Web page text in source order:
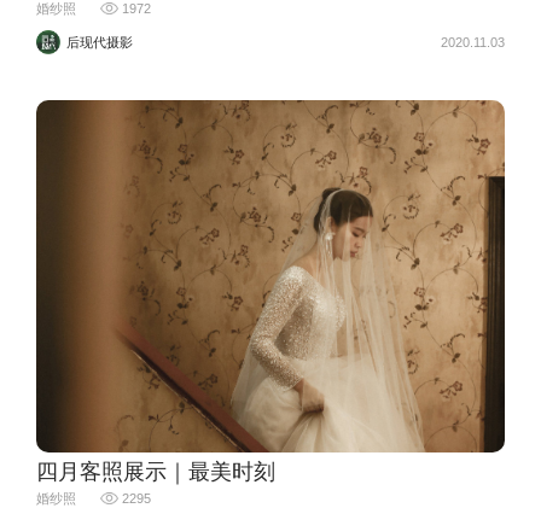
婚纱照 1972
后现代摄影 2020.11.03
四月客照展示｜最美时刻
婚纱照 2295